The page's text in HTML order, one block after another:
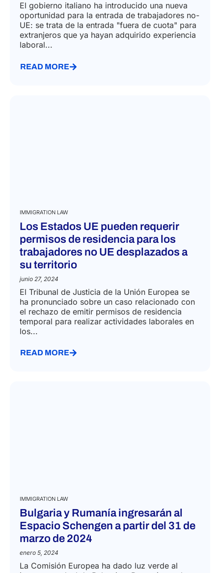
El gobierno italiano ha introducido una nueva
oportunidad para la entrada de trabajadores no-
UE: se trata de la entrada "fuera de cuota" para
extranjeros que ya hayan adquirido experiencia
laboral...
READ MORE
IMMIGRATION LAW
Los Estados UE pueden requerir
permisos de residencia para los
trabajadores no UE desplazados a
su territorio
junio 27, 2024
El Tribunal de Justicia de la Unión Europea se
ha pronunciado sobre un caso relacionado con
el rechazo de emitir permisos de residencia
temporal para realizar actividades laborales en
los...
READ MORE
IMMIGRATION LAW
Bulgaria y Rumanía ingresarán al
Espacio Schengen a partir del 31 de
marzo de 2024
enero 5, 2024
La Comisión Europea ha dado luz verde al